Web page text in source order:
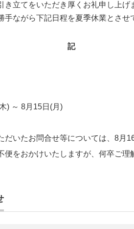
き立てをいただき厚くお礼申し上げ
手ながら下記日程を夏季休業とさせ
) ～ 8月15日(月)
だいたお問合せ等については、8月
便をおかけいたしますが、何卒ご理